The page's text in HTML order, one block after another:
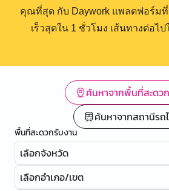
คุณที่สุด กับ Daywork แพลตฟอร์ม
เร็วสุดใน 1 ชั่วโมง เส้นทางต่อ
ค้นหาจากพื้นที่สะดว
ค้นหาจากสถานีรถ
พื้นที่สะดวกรับงาน
เลือกจังหวัด
เลือกอำเภอ/เขต